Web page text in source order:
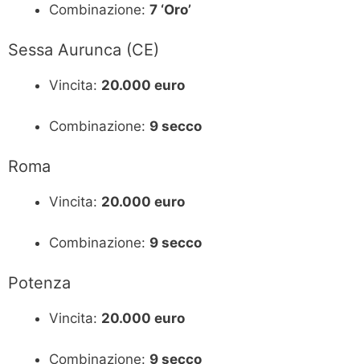
Combinazione: 7 ‘Oro’
Sessa Aurunca (CE)
Vincita: 20.000 euro
Combinazione: 9 secco
Roma
Vincita: 20.000 euro
Combinazione: 9 secco
Potenza
Vincita: 20.000 euro
Combinazione: 9 secco